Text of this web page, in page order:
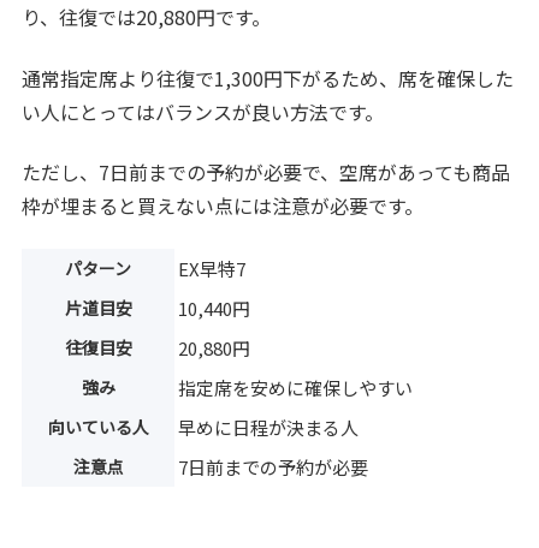
り、往復では20,880円です。
通常指定席より往復で1,300円下がるため、席を確保した
い人にとってはバランスが良い方法です。
ただし、7日前までの予約が必要で、空席があっても商品
枠が埋まると買えない点には注意が必要です。
パターン EX早特7
片道目安 10,440円
往復目安 20,880円
強み 指定席を安めに確保しやすい
向いている人 早めに日程が決まる人
注意点 7日前までの予約が必要